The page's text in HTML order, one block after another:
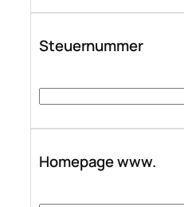
Steuernummer
Homepage www.